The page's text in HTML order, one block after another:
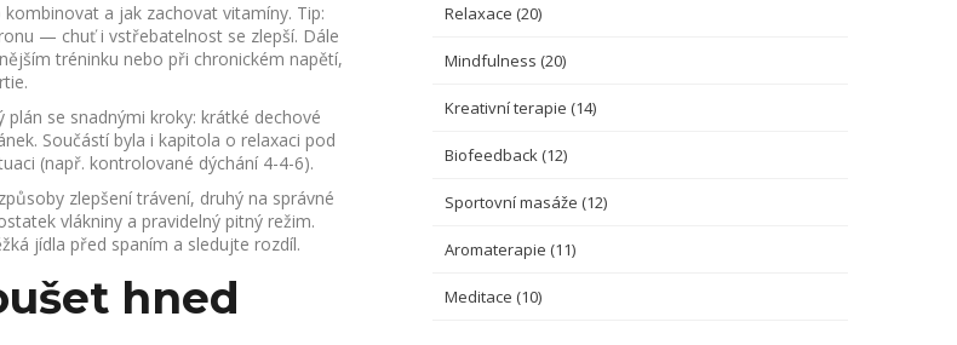
a jak zachovat vitamíny. Tip:
— chuť i vstřebatelnost se zlepší. Dále
tréninku nebo při chronickém napětí,
se snadnými kroky: krátké dechové
Součástí byla i kapitola o relaxaci pod
(např. kontrolované dýchání 4-4-6).
zlepšení trávení, druhý na správné
vlákniny a pravidelný pitný režim.
jídla před spaním a sledujte rozdíl.
hned
Relaxace (20)
Mindfulness (20)
Kreativní terapie (14)
Biofeedback (12)
Sportovní masáže (12)
Aromaterapie (11)
Meditace (10)